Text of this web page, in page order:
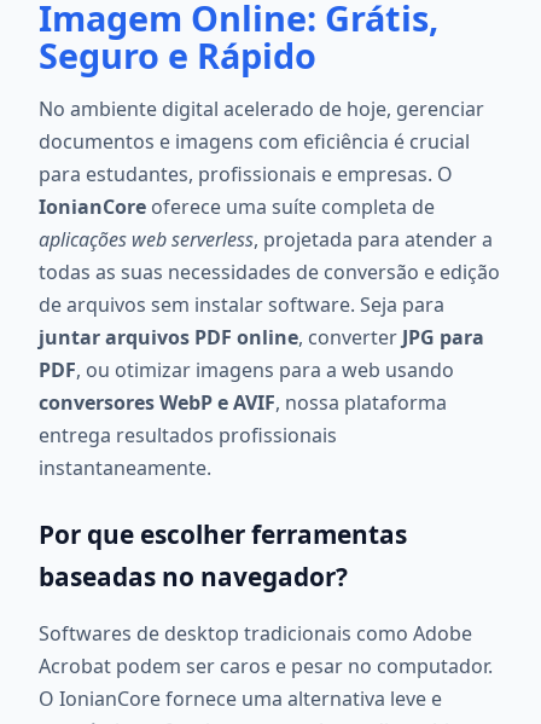
Imagem Online: Grátis,
Seguro e Rápido
No ambiente digital acelerado de hoje, gerenciar
documentos e imagens com eficiência é crucial
para estudantes, profissionais e empresas. O
IonianCore oferece uma suíte completa de
aplicações web serverless, projetada para atender a
todas as suas necessidades de conversão e edição
de arquivos sem instalar software. Seja para
juntar arquivos PDF online, converter JPG para
PDF, ou otimizar imagens para a web usando
conversores WebP e AVIF, nossa plataforma
entrega resultados profissionais
instantaneamente.
Por que escolher ferramentas
baseadas no navegador?
Softwares de desktop tradicionais como Adobe
Acrobat podem ser caros e pesar no computador.
O IonianCore fornece uma alternativa leve e